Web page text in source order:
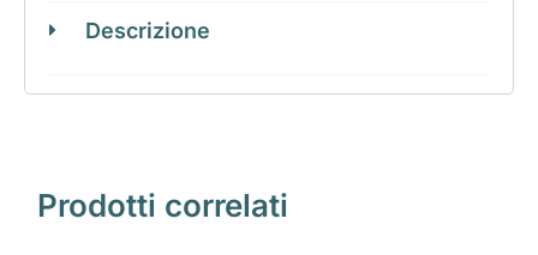
Descrizione
Prodotti correlati